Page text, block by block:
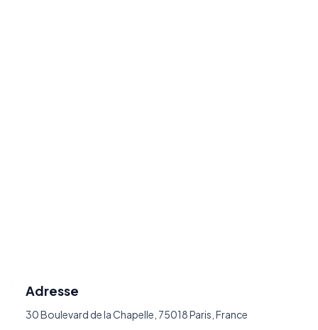
Adresse
30 Boulevard de la Chapelle, 75018 Paris, France